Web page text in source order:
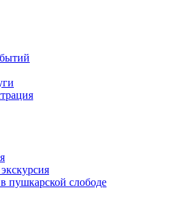
пушкарской слободе